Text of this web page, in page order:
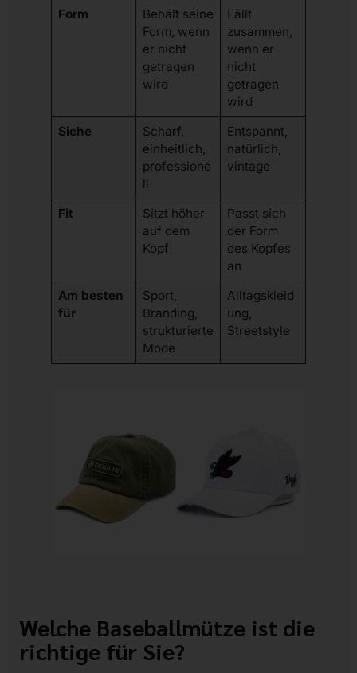
Form
Behält seine
Form, wenn
er nicht
getragen
wird
Fällt
zusammen,
wenn er
nicht
getragen
wird
Siehe
Scharf,
einheitlich,
professione
ll
Entspannt,
natürlich,
vintage
Fit
Sitzt höher
auf dem
Kopf
Passt sich
der Form
des Kopfes
an
Am besten
für
Sport,
Branding,
strukturierte
Mode
Alltagskleid
ung,
Streetstyle
Welche Baseballmütze ist die
richtige für Sie?